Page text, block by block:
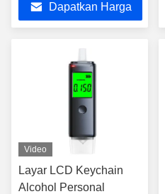
Dapatkan Harga
Video
Layar LCD Keychain
Alcohol Personal